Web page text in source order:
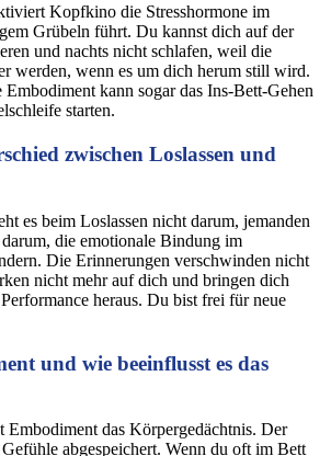
Kopfkino die Stresshormone im
Grübeln führt. Du kannst dich auf der
und nachts nicht schlafen, weil die
werden, wenn es um dich herum still wird.
Embodiment kann sogar das Ins-Bett-Gehen
starten.
zwischen Loslassen und
es beim Loslassen nicht darum, jemanden
darum, die emotionale Bindung im
Die Erinnerungen verschwinden nicht
nicht mehr auf dich und bringen dich
heraus. Du bist frei für neue
und wie beeinflusst es das
das Körpergedächtnis. Der
abgespeichert. Wenn du oft im Bett